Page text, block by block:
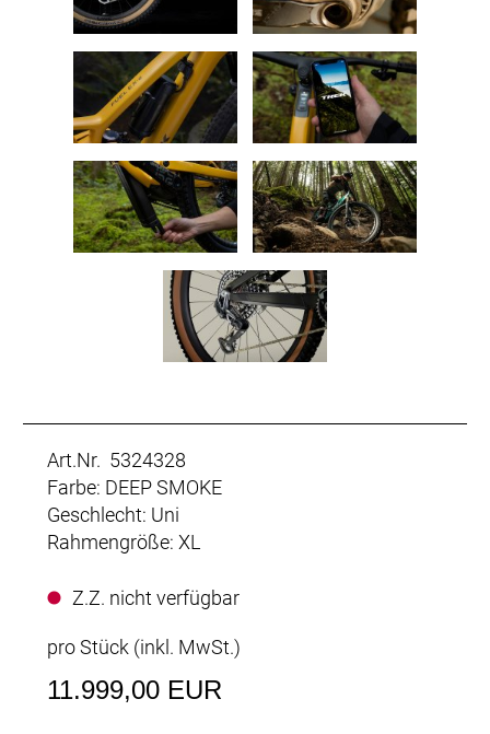
Art.Nr. 5324328
Farbe: DEEP SMOKE
Geschlecht: Uni
Rahmengröße: XL
Z.Z. nicht verfügbar
pro Stück (inkl. MwSt.)
11.999,00 EUR